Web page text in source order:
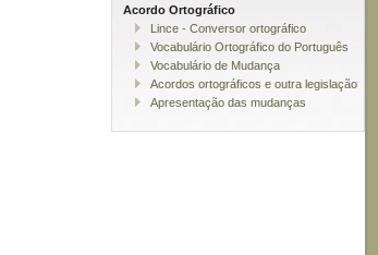
Acordo Ortográfico
Lince - Conversor ortográfico
Vocabulário Ortográfico do Português
Vocabulário de Mudança
Acordos ortográficos e outra legislação
Apresentação das mudanças